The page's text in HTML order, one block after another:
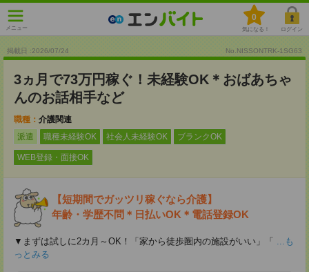
メニュー
0
気になる！ ログイン
掲載日 :2026/07/24 No.NISSONTRK-1SG63
3ヵ月で73万円稼ぐ！未経験OK＊おばあちゃ
んのお話相手など
職種： 介護関連
派遣
職種未経験OK 社会人未経験OK ブランクOK
WEB登録・面接OK
【短期間でガッツリ稼ぐなら介護】
年齢・学歴不問＊日払いOK＊電話登録OK
▼まずは試しに2カ月～OK！「家から徒歩圏内の施設がいい」「 ...も
っとみる